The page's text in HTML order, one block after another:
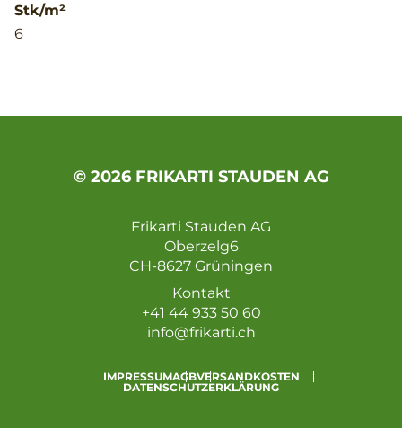
Stk/m²
6
© 2026 FRIKARTI STAUDEN AG
Frikarti Stauden AG
Oberzelg6
CH-8627 Grüningen
Kontakt
+41 44 933 50 60
info@frikarti.ch
IMPRESSUMAGBVERSANDKOSTEN
DATENSCHUTZERKLÄRUNG